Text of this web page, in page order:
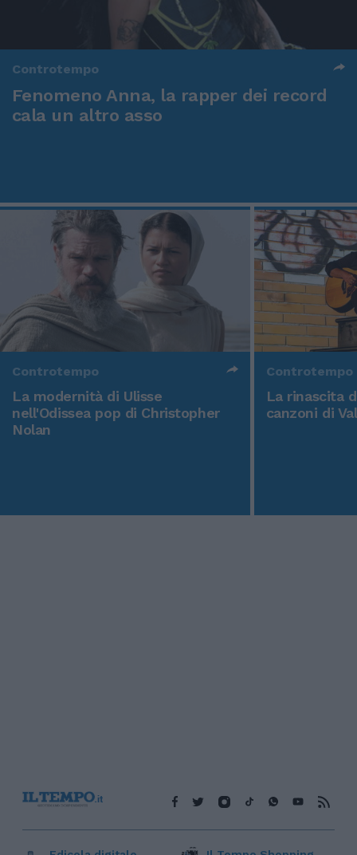
Controtempo
Fenomeno Anna, la rapper dei record
cala un altro asso
Controtempo
La modernità di Ulisse
nell'Odissea pop di Christopher
Nolan
Controtempo
La rinascita
canzoni di